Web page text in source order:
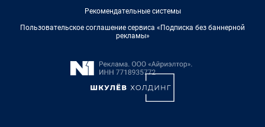
Рекомендательные системы
Пользовательское соглашение сервиса «Подписка без баннерной
рекламы»